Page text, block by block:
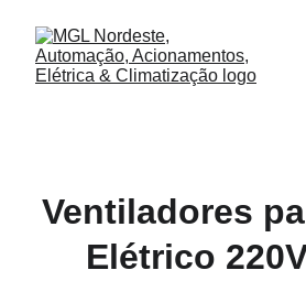
Ventiladores
Elétrico